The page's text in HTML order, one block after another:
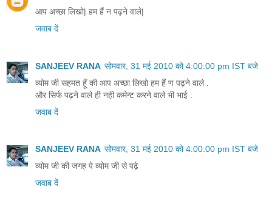
आप अच्छा लिखो| हम हैं न पढ़ने वाले|
जवाब दें
SANJEEV RANA सोमवार, 31 मई 2010 को 4:00:00 pm IST बजे
व्योम जी सहमत हूँ की आप अच्छा लिखो हम हैं ण पढ़ने वाले .
और सिर्फ पढ़ने वाले ही नही कमेन्ट करने वाले भी भाई .
जवाब दें
SANJEEV RANA सोमवार, 31 मई 2010 को 4:00:00 pm IST बजे
व्योम जी की जगह पे व्योम जी से पढ़े
जवाब दें